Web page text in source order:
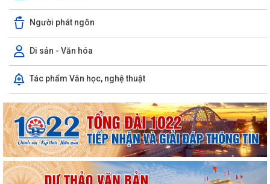
Người phát ngôn
Di sản - Văn hóa
Tác phẩm Văn học, nghệ thuật
tuyến tại các tổ dân phố –...
THÔNG BÁO: Thời gian tiếp tục triển khai thu Thuế sử dụng đất phi
nông nghiệp năm 2026 trên địa bàn...
Hải Phòng công khai thủ tục hành chính đặc thù mới ban hành lĩnh vực
đất đai thuộc phạm vi chức...